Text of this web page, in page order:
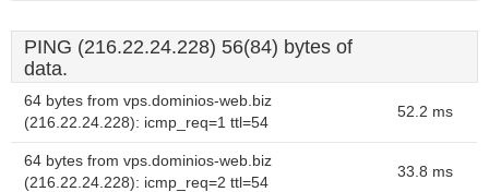
PING (216.22.24.228) 56(84) bytes of
data.
64 bytes from vps.dominios-web.biz
(216.22.24.228): icmp_req=1 ttl=54
52.2 ms
64 bytes from vps.dominios-web.biz
(216.22.24.228): icmp_req=2 ttl=54
33.8 ms